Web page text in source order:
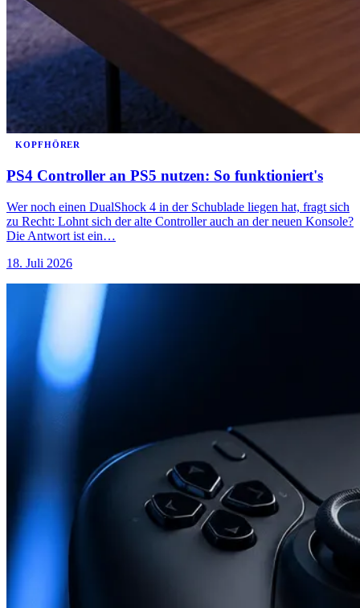
KOPFHÖRER
PS4 Controller an PS5 nutzen: So funktioniert's
Wer noch einen DualShock 4 in der Schublade liegen hat, fragt sich
zu Recht: Lohnt sich der alte Controller auch an der neuen Konsole?
Die Antwort ist ein…
18. Juli 2026